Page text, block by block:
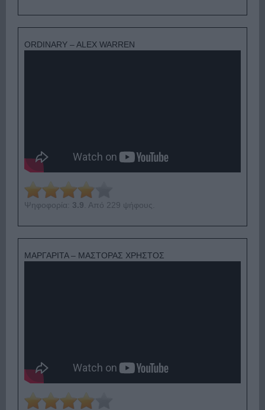
ORDINARY – ALEX WARREN
Ψηφοφορία: 3.9 . Από 229 ψήφους.
ΜΑΡΓΑΡΙΤΑ – ΜΑΣΤΟΡΑΣ ΧΡΗΣΤΟΣ